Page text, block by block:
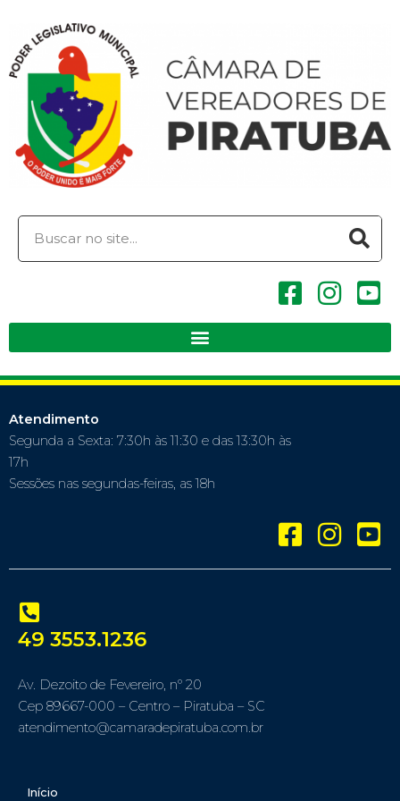
Atendimento
Segunda a Sexta: 7:30h às 11:30 e das 13:30h às
17h
Sessões nas segundas-feiras, as 18h
49 3553.1236
Av. Dezoito de Fevereiro, nº 20
Cep 89667-000 – Centro – Piratuba – SC
atendimento@camaradepiratuba.com.br
Início